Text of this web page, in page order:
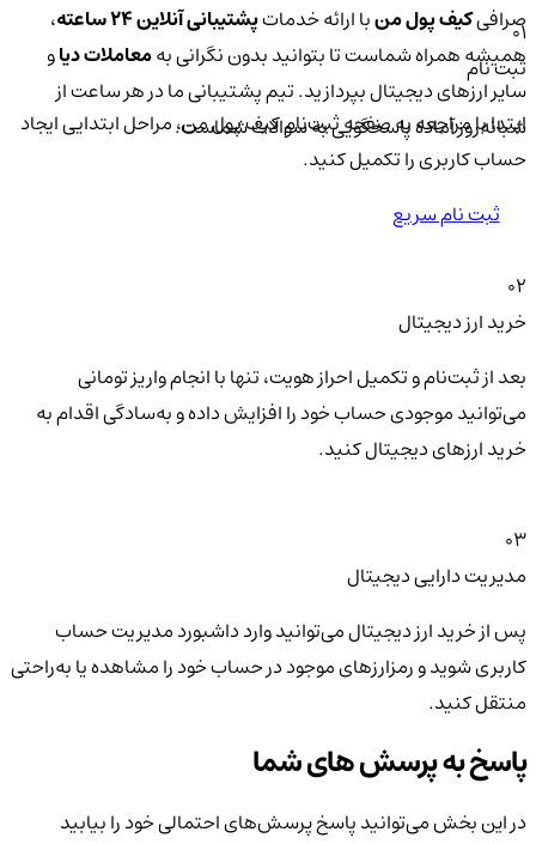
صرافیکیف پول منبا ارائه خدماتپشتیبانی آنلاین ۲۴ ساعته
،
همیشه همراه شماست تا بتوانید بدون نگرانی بهمعاملات دیاو
سایر ارزهای دیجیتال بپردازید. تیم پشتیبانی ما در هر ساعت از
شبانه‌روز آماده پاسخگویی به سوالات شماست.
01
ثبت نام
ابتدا با مراجعه به صفحه ثبت‌نام کیف‌ پول من، مراحل ابتدایی ایجاد
حساب کاربری را تکمیل کنید.
ثبت نام سریع
02
خرید ارز دیجیتال
بعد از ثبت‌نام و تکمیل احراز هویت، تنها با انجام واریز تومانی
می‌توانید موجودی حساب خود را افزایش داده و به‌سادگی اقدام به
خرید ارزهای دیجیتال کنید.
03
مدیریت دارایی دیجیتال
پس از خرید ارز دیجیتال می‌توانید وارد داشبورد مدیریت حساب
کاربری شوید و رمزارزهای موجود در حساب خود را مشاهده یا به‌راحتی
منتقل کنید.
پاسخ به پرسش های شما
در این بخش می‌توانید پاسخ پرسش‌های احتمالی خود را بیابید